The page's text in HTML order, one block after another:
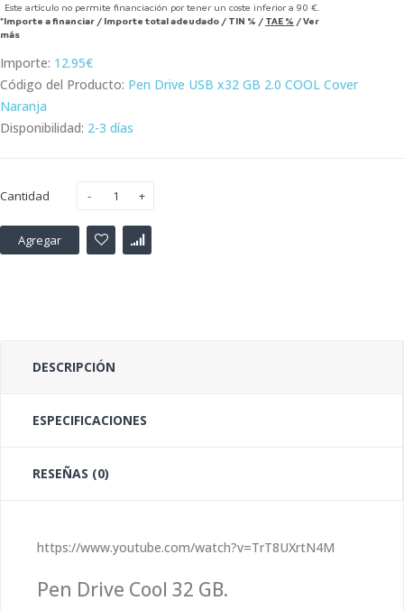
Este artículo no permite financiación por tener un coste inferior a 90 €.
*Importe a financiar / Importe total adeudado / TIN % / TAE % /Ver
más
Importe: 12.95€
Código del Producto: Pen Drive USB x32 GB 2.0 COOL Cover
Naranja
Disponibilidad: 2-3 días
Cantidad
Agregar
DESCRIPCIÓN
ESPECIFICACIONES
RESEÑAS (0)
https://www.youtube.com/watch?v=TrT8UXrtN4M
Pen Drive Cool 32 GB.